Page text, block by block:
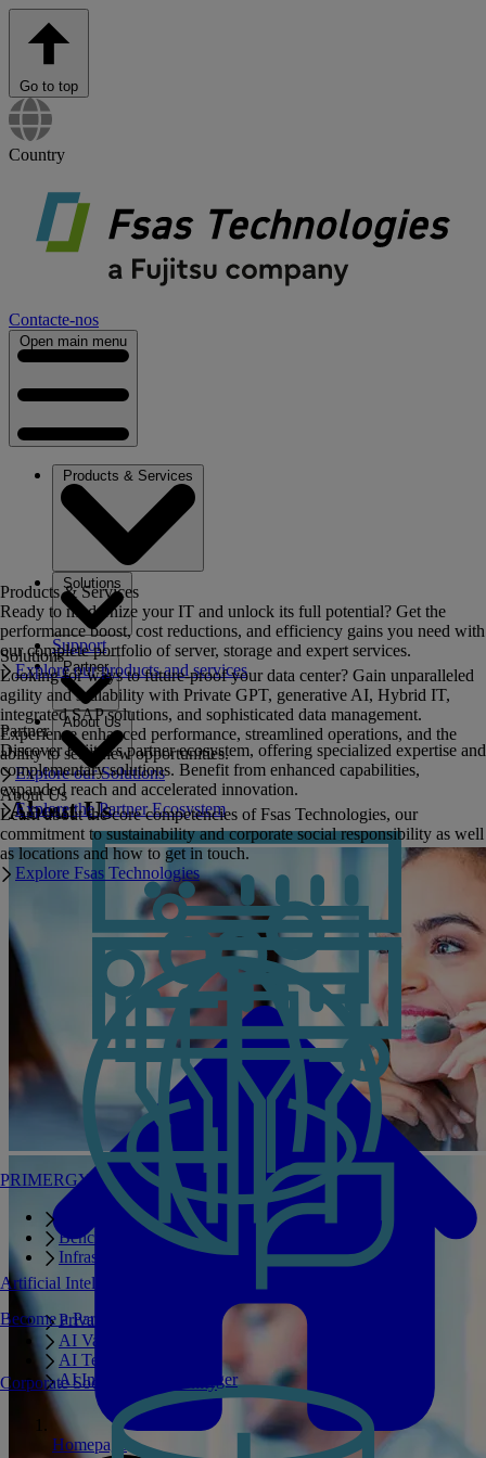
Go to top
Country
Contacte-nos
Open main menu
Products & Services
Solutions
Support
Partner
About Us
Products & Services
Ready to modernize your IT and unlock its full potential? Get the
performance boost, cost reductions, and efficiency gains you need with
our complete portfolio of server, storage and expert services.
Explore our products and services
PRIMERGY Servers
Enterprise AI Server Portfolio
Benchmarks
Infrastructure Manager
Solutions
Looking for ways to future-proof your data center? Gain unparalleled
agility and scalability with Private GPT, generative AI, Hybrid IT,
integrated SAP solutions, and sophisticated data management.
Experience enhanced performance, streamlined operations, and the
ability to seize new opportunities.
Explore our Solutions
Artificial Intelligence
Private GPT
AI Validated Designs
AI Test Drive
AI Infrastructure Manager
Partner
Discover Fujitsu's partner ecosystem, offering specialized expertise and
complementary solutions. Benefit from enhanced capabilities,
expanded reach and accelerated innovation.
Explore the Partner Ecosystem
Become a Partner
About Us
Learn about the core competencies of Fsas Technologies, our
commitment to sustainability and corporate social responsibility as well
as locations and how to get in touch.
Explore Fsas Technologies
Corporate Social Responsibility
About Us
Homepage